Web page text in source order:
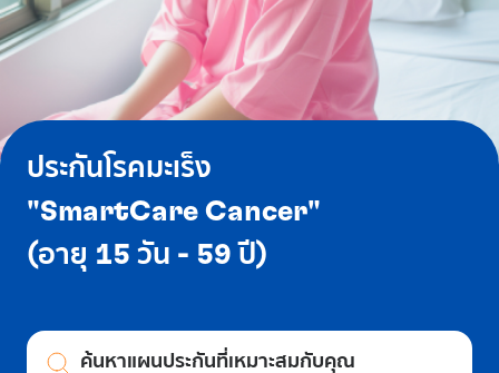
ประกันโรคมะเร็ง
"SmartCare Cancer"
(อายุ 15 วัน - 59 ปี)
ค้นหาแผนประกันที่เหมาะสมกับคุณ